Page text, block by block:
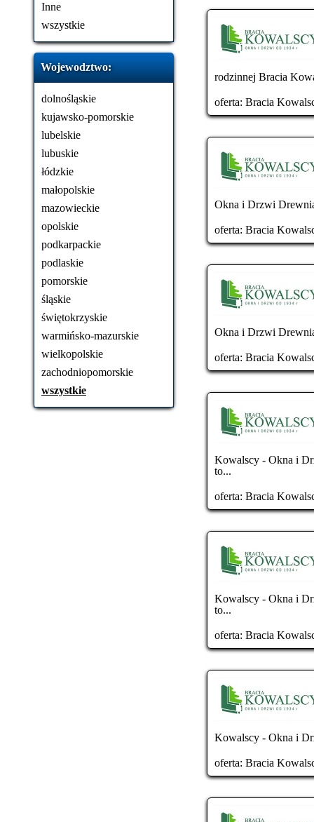
Inne
wszystkie
Wojewodztwo:
dolnośląskie
kujawsko-pomorskie
lubelskie
lubuskie
łódzkie
małopolskie
mazowieckie
opolskie
podkarpackie
podlaskie
pomorskie
śląskie
świętokrzyskie
warmińsko-mazurskie
wielkopolskie
zachodniopomorskie
wszystkie
rodzinnej Bracia
oferta: Bracia
Okna i Drzwi
oferta: Bracia
Okna i Drzwi
oferta: Bracia
Kowalscy - Okna i
to...
oferta: Bracia
Kowalscy - Okna i
to...
oferta: Bracia
Kowalscy - Okna i
oferta: Bracia